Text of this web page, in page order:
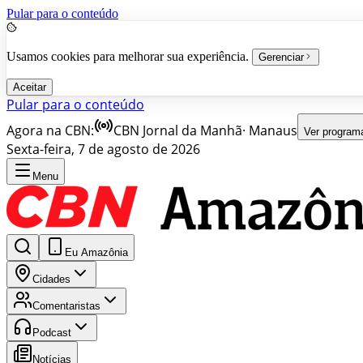
Pular para o conteúdo
Usamos cookies para melhorar sua experiência. Gerenciar
Aceitar
Pular para o conteúdo
Agora na CBN:
CBN Jornal da Manhã· Manaus Ver
Sexta-feira, 7 de agosto de 2026
Menu
Eu Amazônia
Cidades
Comentaristas
Podcast
Notícias